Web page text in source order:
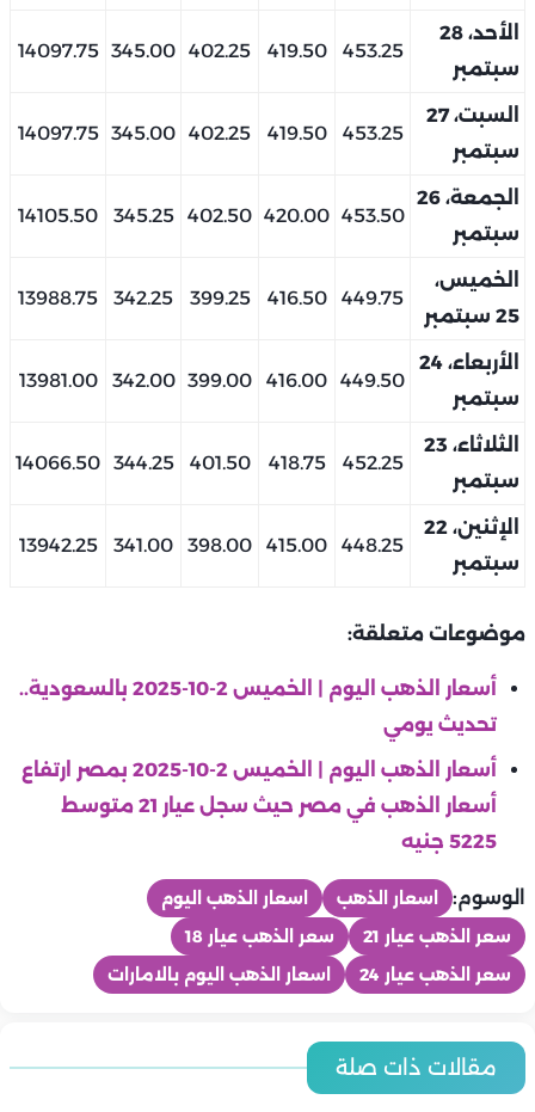
الأحد، 28
سبتمبر
453.25
419.50
402.25
345.00
14097.75
السبت، 27
سبتمبر
453.25
419.50
402.25
345.00
14097.75
الجمعة، 26
سبتمبر
453.50
420.00
402.50
345.25
14105.50
الخميس،
25 سبتمبر
449.75
416.50
399.25
342.25
13988.75
الأربعاء، 24
سبتمبر
449.50
416.00
399.00
342.00
13981.00
الثلاثاء، 23
سبتمبر
452.25
418.75
401.50
344.25
14066.50
الإثنين، 22
سبتمبر
448.25
415.00
398.00
341.00
13942.25
موضوعات متعلقة:
أسعار الذهب اليوم | الخميس 2-10-2025 بالسعودية..
تحديث يومي
أسعار الذهب اليوم | الخميس 2-10-2025 بمصر ارتفاع
أسعار الذهب في مصر حيث سجل عيار 21 متوسط
5225 جنيه
الوسوم: اسعار الذهب
اسعار الذهب اليوم
سعر الذهب عيار 21
سعر الذهب عيار 18
سعر الذهب عيار 24
اسعار الذهب اليوم بالامارات
مقالات ذات صلة
في مئوية ميلاده.. رشدي أباظة «دنجوان الشاشة العربية» الذي عاد
من إيطاليا ليصنع مجده في السينما المصرية
أسعار الذهب اليوم | الأربعاء 5-8- 2026 بمصر ارتفاع أسعار الذهب
في مصر حيث سجل عيار 21 متوسط 5,920 جنيه
شيرين عبد الوهاب تستعد لحفل الساحل الشمالي.. صور جديدة من
منوعات
منوعات